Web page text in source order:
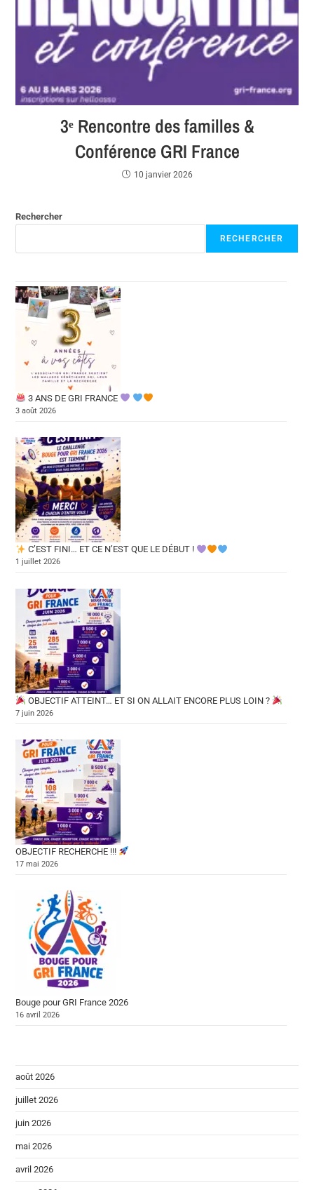
3ᵉ Rencontre des familles &
Conférence GRI France
10 janvier 2026
Rechercher
RECHERCHER
3 ANS DE GRI FRANCE
3 août 2026
C’EST FINI… ET CE N’EST QUE LE DÉBUT !
1 juillet 2026
OBJECTIF ATTEINT… ET SI ON ALLAIT ENCORE PLUS LOIN ?
7 juin 2026
OBJECTIF RECHERCHE !!!
17 mai 2026
Bouge pour GRI France 2026
16 avril 2026
août 2026
juillet 2026
juin 2026
mai 2026
avril 2026